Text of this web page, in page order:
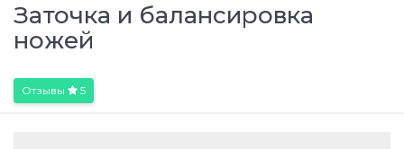
Заточка и балансировка
ножей
Отзывы 5